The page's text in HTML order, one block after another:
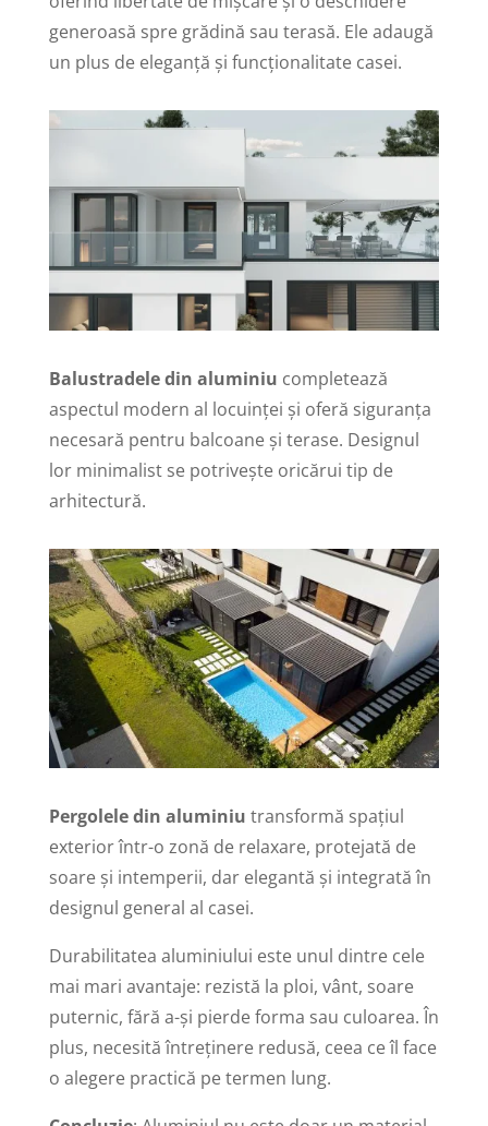
generoasă spre grădină sau terasă. Ele adaugă
un plus de eleganță și funcționalitate casei.
Balustradele din aluminiu completează
aspectul modern al locuinței și oferă siguranța
necesară pentru balcoane și terase. Designul
lor minimalist se potrivește oricărui tip de
arhitectură.
Pergolele din aluminiu transformă spațiul
exterior într-o zonă de relaxare, protejată de
soare și intemperii, dar elegantă și integrată în
designul general al casei.
Durabilitatea aluminiului este unul dintre cele
mai mari avantaje: rezistă la ploi, vânt, soare
puternic, fără a-și pierde forma sau culoarea. În
plus, necesită întreținere redusă, ceea ce îl face
o alegere practică pe termen lung.